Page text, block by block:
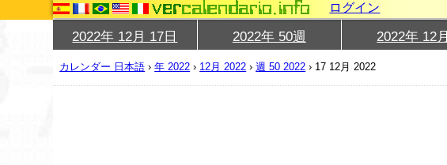
ログイン
2022年 12月 17日 2022年 50週 2022年 12月
カレンダー 日本語 ›年 2022 › 12月 2022 ›週 50 2022 › 17 12月 2022